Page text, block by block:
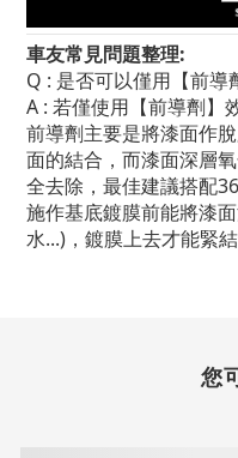
車友常見問題整理:
Q : 是否可以僅用【前導
A : 若僅使用【前導劑】
前導劑主要是將漆面作
面的結合，而漆面深層
全去除，最佳建議搭配
施作基底鍍膜前能將漆
水...)，鍍膜上去才能緊
您